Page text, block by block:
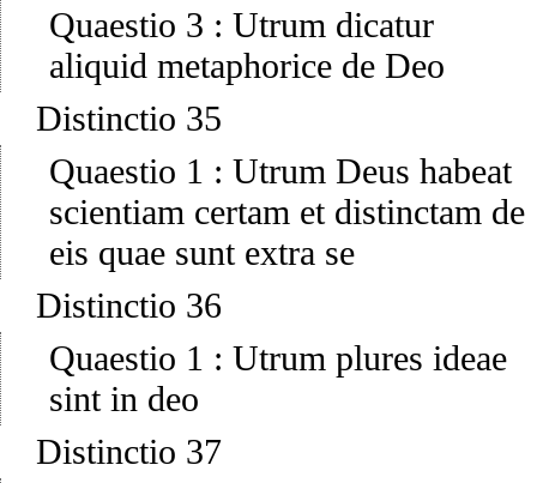
Quaestio 3 : Utrum dicatur
aliquid metaphorice de Deo
Distinctio 35
Quaestio 1 : Utrum Deus habeat
scientiam certam et distinctam de
eis quae sunt extra se
Distinctio 36
Quaestio 1 : Utrum plures ideae
sint in deo
Distinctio 37